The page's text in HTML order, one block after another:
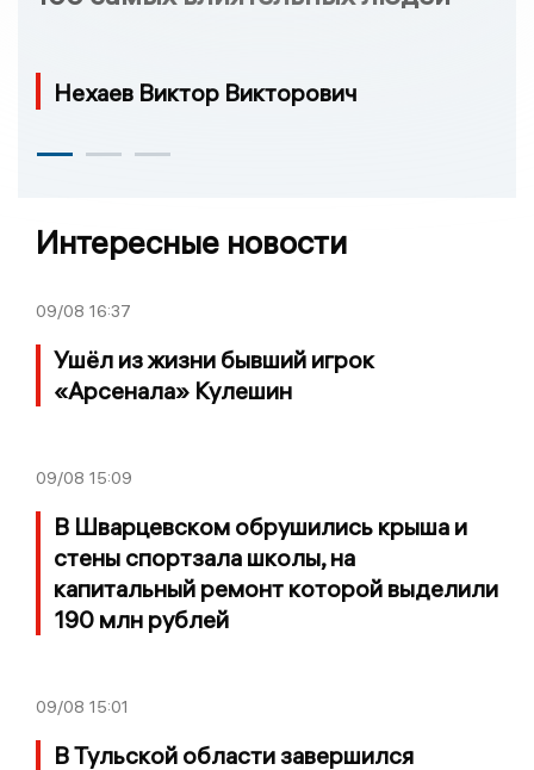
Нехаев Виктор Викторович
Интересные новости
09/08 16:37
Ушёл из жизни бывший игрок
«Арсенала» Кулешин
09/08 15:09
В Шварцевском обрушились крыша и
стены спортзала школы, на
капитальный ремонт которой выделили
190 млн рублей
09/08 15:01
В Тульской области завершился